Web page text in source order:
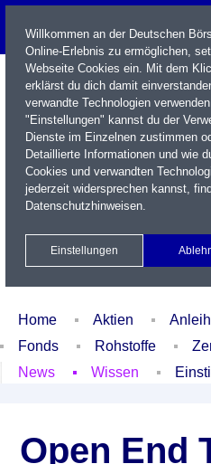
Name / WKN / ISIN / Kürzel
Xetra Realtime
Watchlist
Home Aktien
Fonds
Rohstoffe
News
Wissen
Open End
Willkommen an der Deutschen
Online-Erlebnis zu ermöglichen,
Webseite Cookies ein. Mit dem
erklärst du dich damit
verwandte Technologien
"Einstellungen" kannst du der
Dienste im Einzelnen zustimmen
Detaillierte Informationen und wie
Cookies und verwandten
jederzeit widersprechen kannst,
Datenschutzhinweisen.
Einstellungen